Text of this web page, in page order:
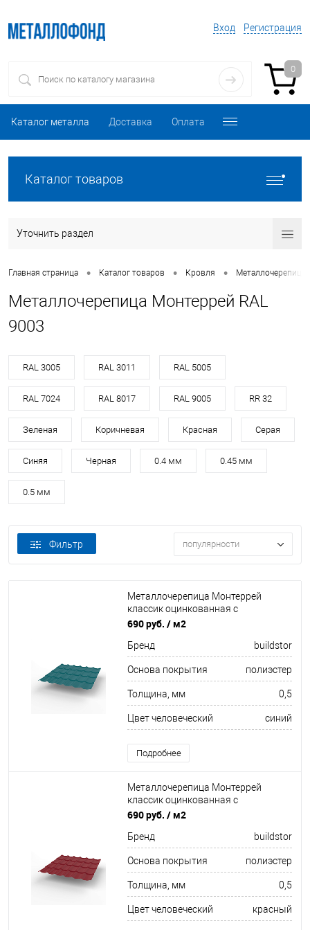
Вход Регистрация
0
Каталог металла Доставка Оплата
Каталог товаров
Уточнить раздел
Главная страница • Каталог товаров • Кровля • Металлочерепица
Металлочерепица Монтеррей RAL
9003
RAL 3005 RAL 3011 RAL 5005
RAL 7024 RAL 8017 RAL 9005 RR 32
Зеленая Коричневая Красная Серая
Синяя Черная 0.4 мм 0.45 мм
0.5 мм
Фильтр популярности
Металлочерепица Монтеррей
классик оцинкованная с
полимерным покрытием
690 руб. / м2
Бренд buildstor
Основа покрытия полиэстер
Толщина, мм 0,5
Цвет человеческий синий
Подробнее
Металлочерепица Монтеррей
классик оцинкованная с
полимерным покрытием
690 руб. / м2
Бренд buildstor
Основа покрытия полиэстер
Толщина, мм 0,5
Цвет человеческий красный